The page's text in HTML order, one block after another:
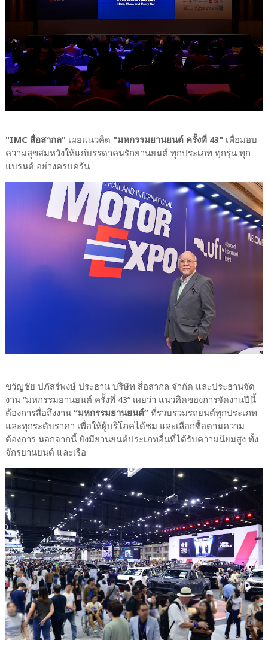
"IMC สื่อสากล" เผยแนวคิด "มหกรรมยานยนต์ ครั้งที่ 43" เพื่อมอบ
ความสุขสมหวังให้แก่บรรดาคนรักยานยนต์ ทุกประเภท ทุกรุ่น ทุก
แบรนด์ อย่างครบครัน
ขวัญชัย ปภัสร์พงษ์ ประธาน บริษัท สื่อสากล จำกัด และประธานจัด
งาน “มหกรรมยานยนต์ ครั้งที่ 43” เผยว่า แนวคิดของการจัดงานปีนี้
ต้องการสื่อถึงงาน “มหกรรมยานยนต์”ที่รวบรวมรถยนต์ทุกประเภท
และทุกระดับราคา เพื่อให้ผู้บริโภคได้ชม และเลือกซื้อตามความ
ต้องการ นอกจากนี้ ยังมียานยนต์ประเภทอื่นที่ได้รับความนิยมสูง ทั้ง
จักรยานยนต์ และเรือ